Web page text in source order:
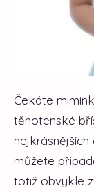
Čekáte
těhotenské
můžete
totiž obvykle